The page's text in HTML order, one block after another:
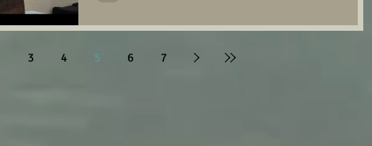
3 4 5 6 7